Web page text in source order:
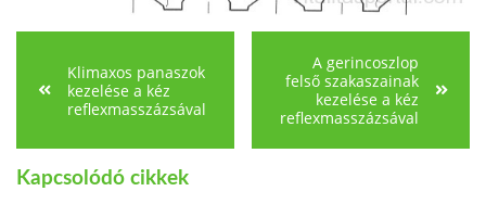
Klimaxos panaszok
kezelése a kéz
reflexmasszázsával
A gerincoszlop
felső szakaszainak
kezelése a kéz
reflexmasszázsával
Kapcsolódó cikkek